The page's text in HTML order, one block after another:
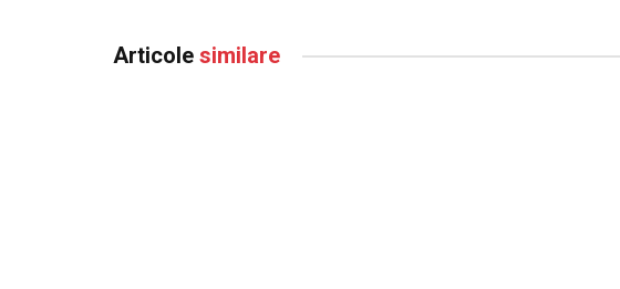
Articole similare